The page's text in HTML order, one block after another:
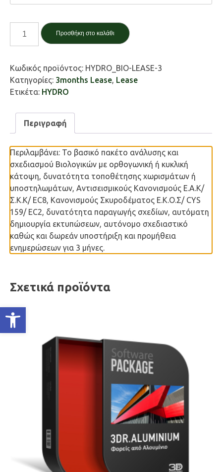
Ανοίξτε τη γραμμή εργαλείων
3DR.HYDRO
Βιολογικός
Μήνες
ποσότητα
Προσθήκη στο καλάθι
Κωδικός προϊόντος: HYDRO_BIO-LEASE-3
Κατηγορίες: 3months Lease, Lease
Ετικέτα: HYDRO
Περιγραφή
Περιλαμβάνει: Το βασικό πακέτο ανάλυσης και
σχεδιασμού Βιολογικών με ορθογωνική ή κυκλική
κάτοψη, δυνατότητα τοποθέτησης χωρισμάτων ή
υποστηλωμάτων, Αντισεισμικούς Κανονισμούς Ε.Α.Κ/
Σ.Κ.Κ/ EC8, Κανονισμούς Σκυροδέματος Ε.Κ.Ο.Σ/ CYS
159/ EC2, δυνατότητα παραγωγής σχεδίων, αυτόματη
δημιουργία εκτυπώσεων, αυτόνομο σχεδιαστικό
καθώς και δωρεάν υποστήριξη και προμήθεια
ενημερώσεων για 3 μήνες.
Σχετικά προϊόντα